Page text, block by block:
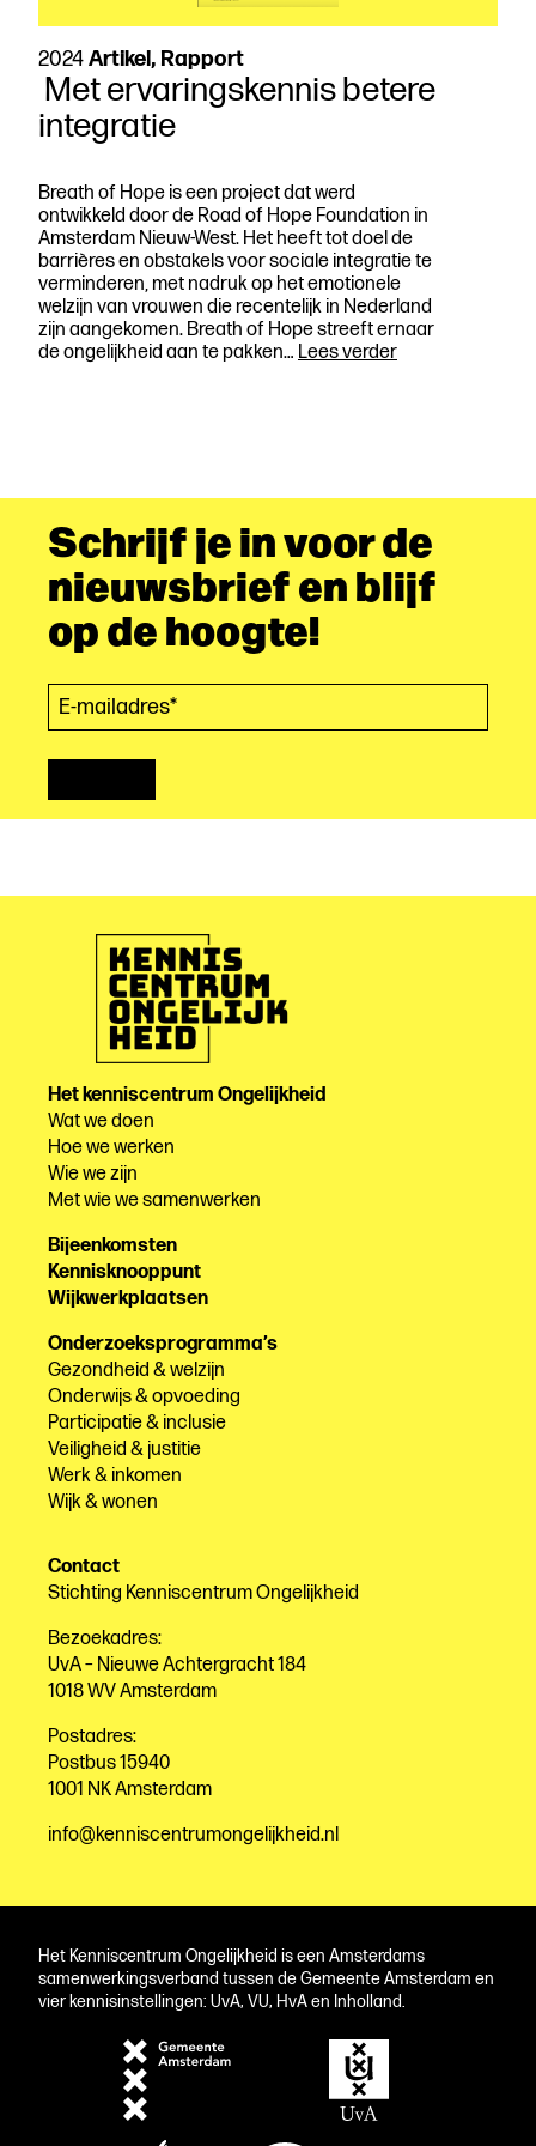
2024Artikel, Rapport
Met ervaringskennis betere
integratie
Breath of Hope is een project dat werd
ontwikkeld door de Road of Hope Foundation in
Amsterdam Nieuw-West. Het heeft tot doel de
barrières en obstakels voor sociale integratie te
verminderen, met nadruk op het emotionele
welzijn van vrouwen die recentelijk in Nederland
zijn aangekomen. Breath of Hope streeft ernaar
de ongelijkheid aan te pakken… Lees verderMet
Schrijf je in voor de
nieuwsbrief en blijf
op de hoogte!
Het kenniscentrum Ongelijkheid
Wat we doen
Hoe we werken
Wie we zijn
Met wie we samenwerken
Bijeenkomsten
Kennisknooppunt
Wijkwerkplaatsen
Onderzoeksprogramma’s
Gezondheid & welzijn
Onderwijs & opvoeding
Participatie & inclusie
Veiligheid & justitie
Werk & inkomen
Wijk & wonen
Contact
Stichting Kenniscentrum Ongelijkheid
Bezoekadres:
UvA – Nieuwe Achtergracht 184
1018 WV Amsterdam
Postadres:
Postbus 15940
1001 NK Amsterdam
info@kenniscentrumongelijkheid.nl
Het Kenniscentrum Ongelijkheid is een Amsterdams
samenwerkingsverband tussen de Gemeente Amsterdam en
vier kennisinstellingen: UvA, VU, HvA en Inholland.